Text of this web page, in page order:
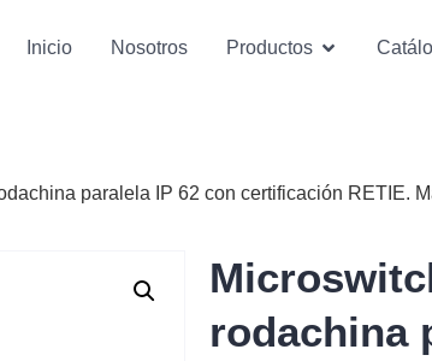
Inicio Nosotros Productos
paralela IP 62 con certificación RETIE.
rodachina